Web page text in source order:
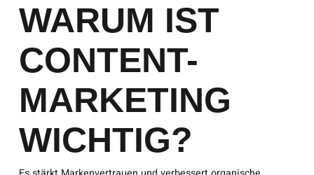
WARUM IST
CONTENT-
MARKETING
WICHTIG?